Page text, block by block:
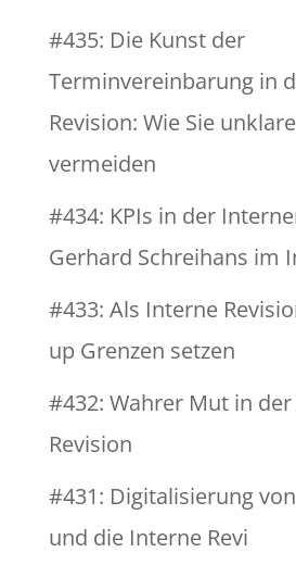
#435: Die Kunst der
Terminvereinbarung in
Revision: Wie Sie
vermeiden
#434: KPIs in der
Gerhard Schreihans im
#433: Als Interne
up Grenzen setzen
#432: Wahrer Mut in
Revision
#431: Digitalisierung
und die Interne Revi